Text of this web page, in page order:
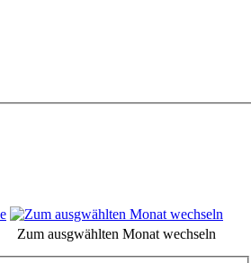
Zum ausgwählten Monat wechseln